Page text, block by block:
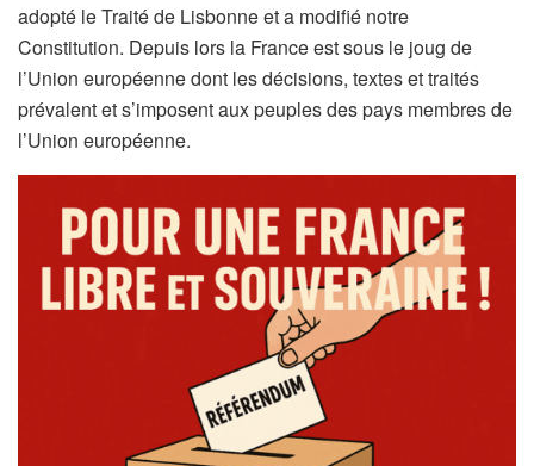
adopté le Traité de Lisbonne et a modifié notre
Constitution. Depuis lors la France est sous le joug de
l’Union européenne dont les décisions, textes et traités
prévalent et s’imposent aux peuples des pays membres de
l’Union européenne.